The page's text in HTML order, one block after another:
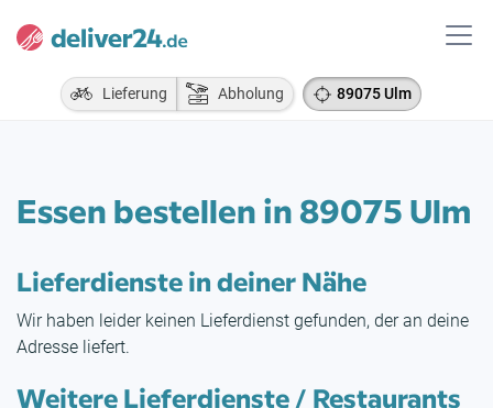
Lieferung Abholung 89075 Ulm
Essen bestellen in 89075 Ulm
Lieferdienste in deiner Nähe
Wir haben leider keinen Lieferdienst gefunden, der an deine
Adresse liefert.
Weitere Lieferdienste / Restaurants